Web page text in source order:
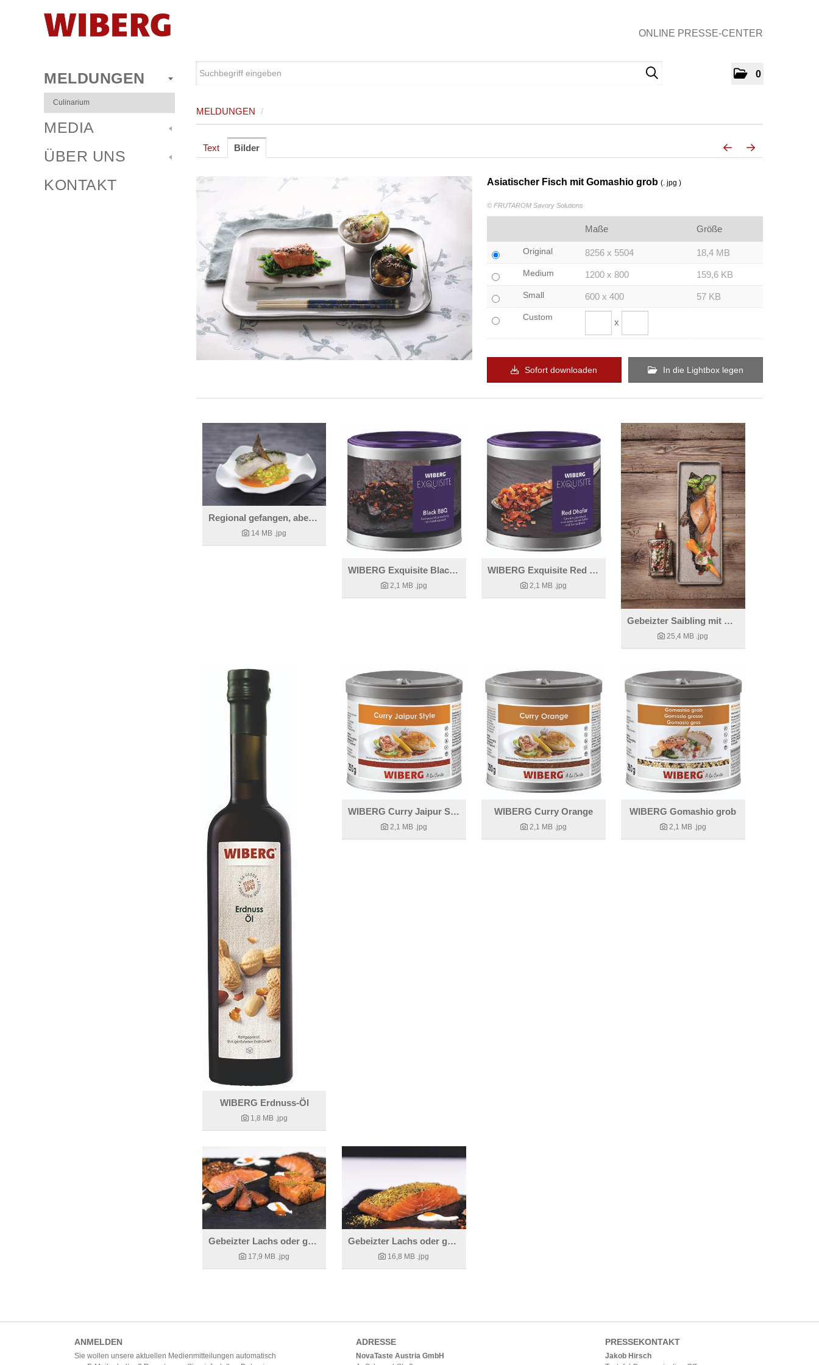
ONLINE PRESSE-CENTER
0
MELDUNGEN
Culinarium
MEDIA
ÜBER UNS
KONTAKT
MELDUNGEN /
Text Bilder
Asiatischer Fisch mit Gomashio grob (. jpg )
© FRUTAROM Savory Solutions
Maße Größe
Original 8256 x 5504 18,4 MB
Medium 1200 x 800 159,6 KB
Small 600 x 400 57 KB
Custom x
Sofort downloaden In die Lightbox legen
Regional gefangen, aber international gewürzt.
14 MB .jpg
WIBERG Exquisite Black BBQ
2,1 MB .jpg
WIBERG Exquisite Red Dhofar
2,1 MB .jpg
Gebeizter Saibling mit Pfeffer aus dem Sprüher
25,4 MB .jpg
WIBERG Erdnuss-Öl
1,8 MB .jpg
WIBERG Curry Jaipur Style
2,1 MB .jpg
WIBERG Curry Orange
2,1 MB .jpg
WIBERG Gomashio grob
2,1 MB .jpg
Gebeizter Lachs oder gebeizte Lachsforelle
17,9 MB .jpg
Gebeizter Lachs oder gebeizte Lachsforelle
16,8 MB .jpg
ANMELDEN
Sie wollen unsere aktuellen Medienmitteilungen automatisch
ADRESSE
NovaTaste Austria GmbH
PRESSEKONTAKT
Jakob Hirsch